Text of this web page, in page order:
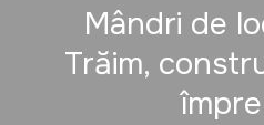
Mândri de
Trăim,